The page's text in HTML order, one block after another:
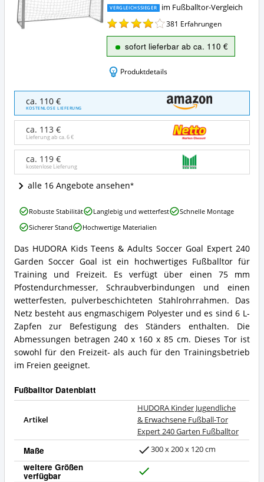
VERGLEICHSSIEGER im Fußballtor-Vergleich
381 Erfahrungen
sofort lieferbar ab ca. 110 €
Produktdetails
HUDORA
Kinder
Jugendliche
Erwachsene
Fußball-
Expert
240
Garten
Angebote:
Wo
ist
dieses
Fußballtor
erhältlich?
ca. 110 €
KOSTENLOSE LIEFERUNG
ca. 113 €
Lieferung ab ca.6 €
ca. 119 €
kostenlose Lieferung
alle 16 Angebote ansehen
HUDORA
Kinder
Jugendliche
&
Erwachsene
Fußball-
Tor
Expert
240
Garten
Fußballtor
Zusammenfassung:
bietet
dieses
Das HUDORA Kids Teens & Adults Soccer Goal Expert 240
Garden Soccer Goal ist ein hochwertiges Fußballtor für
Training und Freizeit. Es verfügt über einen 75 mm
Pfostendurchmesser, Schraubverbindungen und einen
wetterfesten, pulverbeschichteten Stahlrohrrahmen. Das
Netz besteht aus engmaschigem Polyester und es sind 6 L-
Zapfen zur Befestigung des Ständers enthalten. Die
Abmessungen betragen 240 x 160 x 85 cm. Dieses Tor ist
sowohl für den Freizeit- als auch für den Trainingsbetrieb
im Freien geeignet.
Fußballtor Datenblatt
Artikel
HUDORA Kinder Jugendliche
& Erwachsene Fußball-Tor
Expert 240 Garten Fußballtor
Maße 300 x 200 x 120 cm
weitere Größen
verfügbar
HUDORA
Kinder
Jugendliche
Erwachsene
Fußball-
Tor
Expert
240
Garten
Fußballtor
Vorteile:
Was
spricht
für
dieses
Robuste Stabilität Langlebig und wetterfest
Schnelle Montage
Sicherer Stand
Hochwertige Materialien